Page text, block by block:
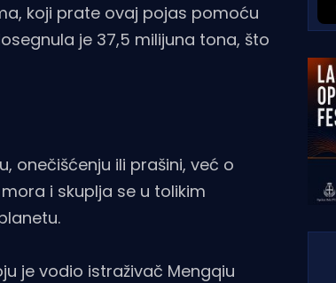
koji prate ovaj pojas pomoću
je 37,5 milijuna tona, što
onečišćenju ili prašini, već o
i skuplja se u tolikim
je vodio istraživač Mengqiu